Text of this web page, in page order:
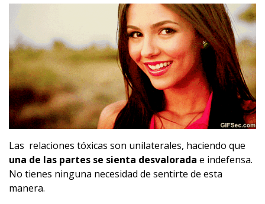
Las relaciones tóxicas son unilaterales, haciendo que
una de las partes se sienta desvalorada e indefensa.
No tienes ninguna necesidad de sentirte de esta
manera.